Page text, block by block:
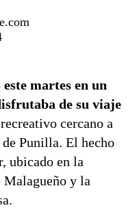
martes en un
de su viaje
cercano a
de Punilla. El hecho
ubicado en la
Malagueño y la